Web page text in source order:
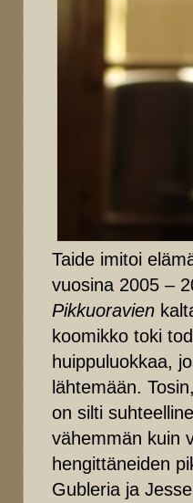
Taide imitoi
vuosina 2005 –
Pikkuoravien
koomikko toki
huippuluokkaa,
lähtemään.
on silti
vähemmän kuin
hengittäneiden
Gubleria ja